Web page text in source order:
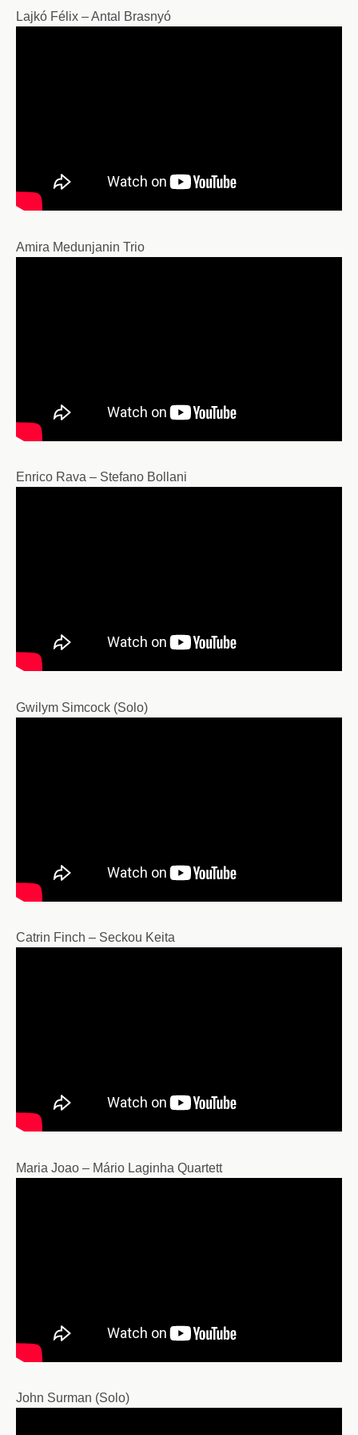
Lajkó Félix – Antal Brasnyó
Amira Medunjanin Trio
Enrico Rava – Stefano Bollani
Gwilym Simcock (Solo)
Catrin Finch – Seckou Keita
Maria Joao – Mário Laginha Quartett
John Surman (Solo)